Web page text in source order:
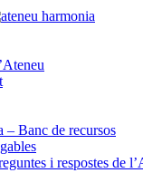
– Banc de recursos
i respostes de